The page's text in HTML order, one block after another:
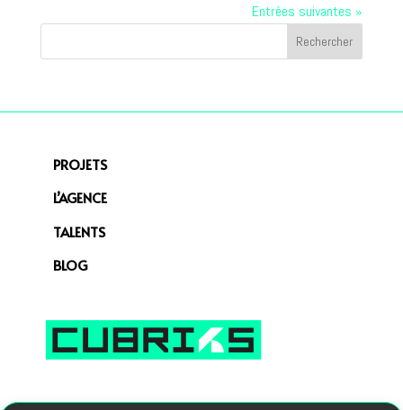
Entrées suivantes »
PROJETS
L’AGENCE
TALENTS
BLOG